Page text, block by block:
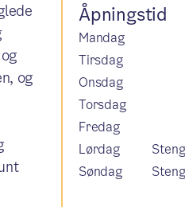
og
Åpningstid
Mandag
Tirsdag
Onsdag
Torsdag
Fredag
Lørdag
Søndag